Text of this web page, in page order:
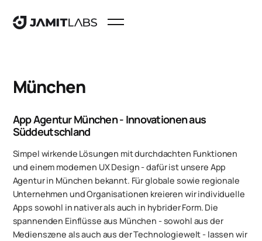
München
App Agentur München - Innovationen aus
Süddeutschland
Simpel wirkende Lösungen mit durchdachten Funktionen
und einem modernen UX Design - dafür ist unsere App
Agentur in München bekannt. Für globale sowie regionale
Unternehmen und Organisationen kreieren wir individuelle
Apps sowohl in nativer als auch in hybrider Form. Die
spannenden Einflüsse aus München - sowohl aus der
Medienszene als auch aus der Technologiewelt - lassen wir